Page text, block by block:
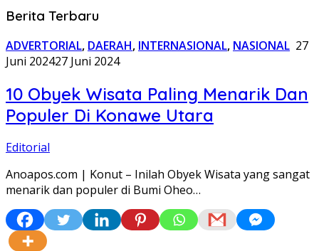
Berita Terbaru
ADVERTORIAL, DAERAH, INTERNASIONAL, NASIONAL 27
Juni 202427 Juni 2024
10 Obyek Wisata Paling Menarik Dan
Populer Di Konawe Utara
Editorial
Anoapos.com | Konut – Inilah Obyek Wisata yang sangat
menarik dan populer di Bumi Oheo…